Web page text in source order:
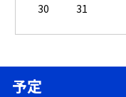
30
31
予定